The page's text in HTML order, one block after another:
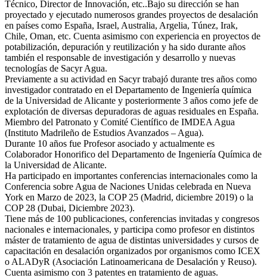
Técnico, Director de Innovación, etc..Bajo su dirección se han
proyectado y ejecutado numerosos grandes proyectos de desalación
en países como España, Israel, Australia, Argelia, Túnez, Irak,
Chile, Oman, etc. Cuenta asimismo con experiencia en proyectos de
potabilización, depuración y reutilización y ha sido durante años
también el responsable de investigación y desarrollo y nuevas
tecnologías de Sacyr Agua.
Previamente a su actividad en Sacyr trabajó durante tres años como
investigador contratado en el Departamento de Ingeniería química
de la Universidad de Alicante y posteriormente 3 años como jefe de
explotación de diversas depuradoras de aguas residuales en España.
Miembro del Patronato y Comité Científico de IMDEA Agua
(Instituto Madrileño de Estudios Avanzados – Agua).
Durante 10 años fue Profesor asociado y actualmente es
Colaborador Honorifico del Departamento de Ingeniería Química de
la Universidad de Alicante.
Ha participado en importantes conferencias internacionales como la
Conferencia sobre Agua de Naciones Unidas celebrada en Nueva
York en Marzo de 2023, la COP 25 (Madrid, diciembre 2019) o la
COP 28 (Dubai, Diciembre 2023).
Tiene más de 100 publicaciones, conferencias invitadas y congresos
nacionales e internacionales, y participa como profesor en distintos
máster de tratamiento de agua de distintas universidades y cursos de
capacitación en desalación organizados por organismos como ICEX
o ALADyR (Asociación Latinoamericana de Desalación y Reuso).
Cuenta asimismo con 3 patentes en tratamiento de aguas.